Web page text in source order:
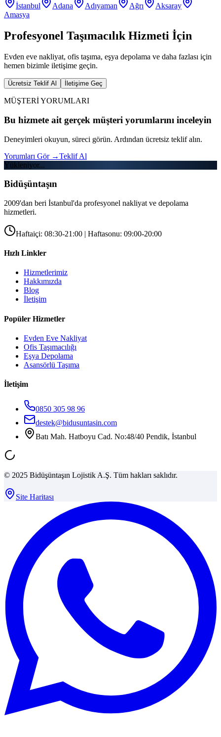
İstanbul Adana Adıyaman Ağrı
Aksaray
Amasya
Profesyonel Taşımacılık Hizmeti İçin
Evden eve nakliyat, ofis taşıma, eşya depolama ve daha fazlası için
hemen bizimle iletişime geçin.
Ücretsiz Teklif Al İletişime Geç
MÜŞTERİ YORUMLARI
Bu hizmete ait gerçek müşteri yorumlarını inceleyin
Deneyimleri okuyun, süreci görün. Ardından ücretsiz teklif alın.
Yorumları Gör →Teklif Al
Yükleniyor...
Bidüşüntaşın
2009'dan beri İstanbul'da profesyonel nakliyat ve depolama
hizmetleri.
Haftaiçi: 08:30-21:00 | Haftasonu: 09:00-20:00
Hızlı Linkler
Hizmetlerimiz
Hakkımızda
Blog
İletişim
Popüler Hizmetler
Evden Eve Nakliyat
Ofis Taşımacılığı
Eşya Depolama
Asansörlü Taşıma
İletişim
0850 305 98 96
destek@bidusuntasin.com
Batı Mah. Hatboyu Cad. No:48/40 Pendik, İstanbul
© 2025 Bidüşüntaşın Lojistik A.Ş. Tüm hakları saklıdır.
Site Haritası